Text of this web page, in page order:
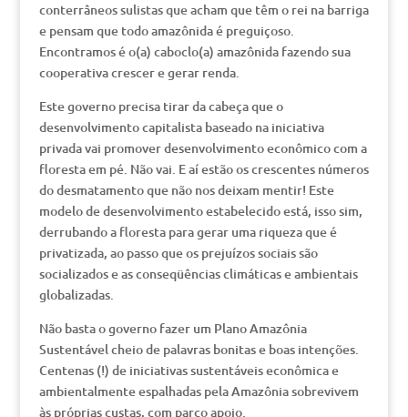
conterrâneos sulistas que acham que têm o rei na barriga
e pensam que todo amazônida é preguiçoso.
Encontramos é o(a) caboclo(a) amazônida fazendo sua
cooperativa crescer e gerar renda.
Este governo precisa tirar da cabeça que o
desenvolvimento capitalista baseado na iniciativa
privada vai promover desenvolvimento econômico com a
floresta em pé. Não vai. E aí estão os crescentes números
do desmatamento que não nos deixam mentir! Este
modelo de desenvolvimento estabelecido está, isso sim,
derrubando a floresta para gerar uma riqueza que é
privatizada, ao passo que os prejuízos sociais são
socializados e as conseqüências climáticas e ambientais
globalizadas.
Não basta o governo fazer um Plano Amazônia
Sustentável cheio de palavras bonitas e boas intenções.
Centenas (!) de iniciativas sustentáveis econômica e
ambientalmente espalhadas pela Amazônia sobrevivem
às próprias custas, com parco apoio.